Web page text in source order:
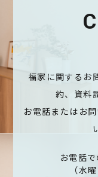
福家に関するお
約、資料
お電話またはお
お電話
（水